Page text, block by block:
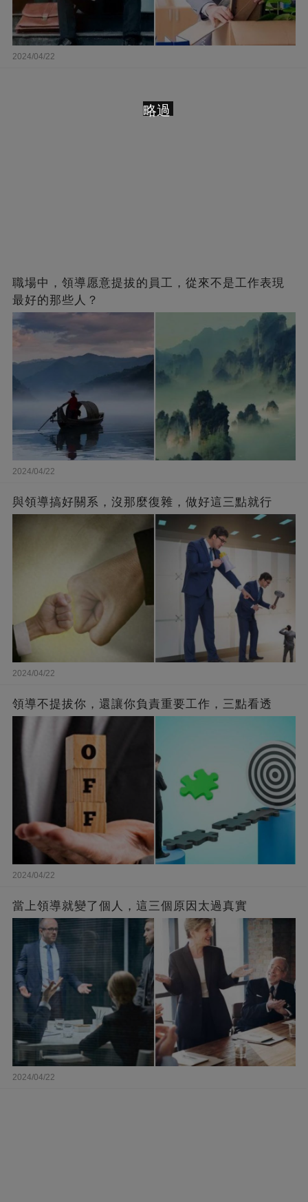
2024/04/22
職場中，領導愿意提拔的員工，從來不是工作表現
最好的那些人？
2024/04/22
與領導搞好關系，沒那麼復雜，做好這三點就行
2024/04/22
領導不提拔你，還讓你負責重要工作，三點看透
2024/04/22
當上領導就變了個人，這三個原因太過真實
2024/04/22
略過